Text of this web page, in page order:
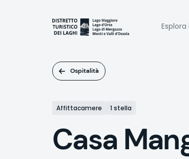
Ospitalità
Affittacamere 1 stella
Casa